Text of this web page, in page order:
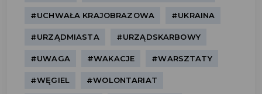
#UCHWAŁA KRAJOBRAZOWA #UKRAINA
#URZĄDMIASTA #URZĄDSKARBOWY
#UWAGA #WAKACJE #WARSZTATY
#WĘGIEL #WOLONTARIAT